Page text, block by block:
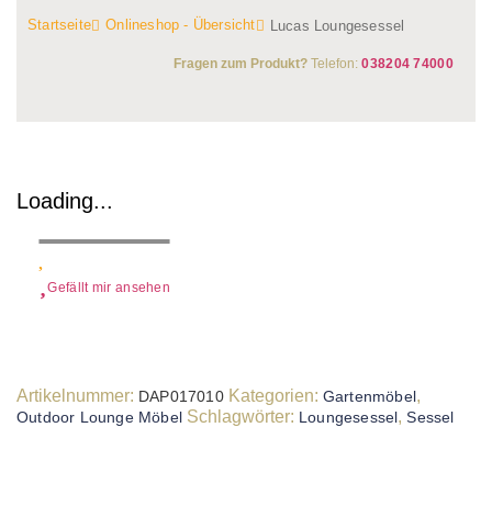
Startseite Onlineshop - Übersicht Lucas Loungesessel
Fragen zum Produkt? Telefon:038204 74000
Gefällt mir ansehen
Loading...
Artikelnummer: DAP017010 Kategorien: Gartenmöbel,
Outdoor Lounge Möbel Schlagwörter: Loungesessel,Sessel